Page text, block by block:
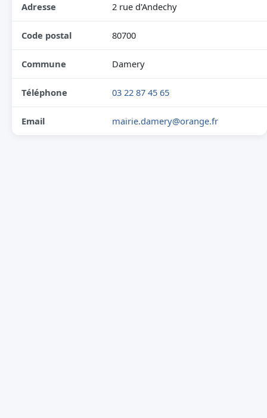
Adresse 2 rue d'Andechy
Code postal 80700
Commune Damery
Téléphone 03 22 87 45 65
Email mairie.damery@orange.fr